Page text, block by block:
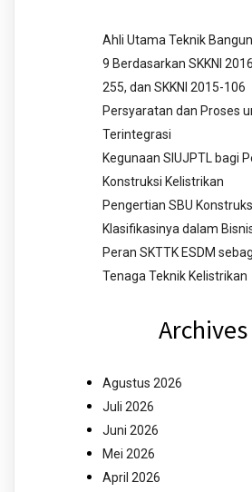
Ahli Utama Teknik
9 Berdasarkan SKKNI
255, dan SKKNI 2015-106
Persyaratan dan Proses
Terintegrasi
Kegunaan SIUJPTL bagi
Konstruksi Kelistrikan
Pengertian SBU
Klasifikasinya dalam
Peran SKTTK ESDM
Tenaga Teknik Kelistrikan
Archives
Agustus 2026
Juli 2026
Juni 2026
Mei 2026
April 2026